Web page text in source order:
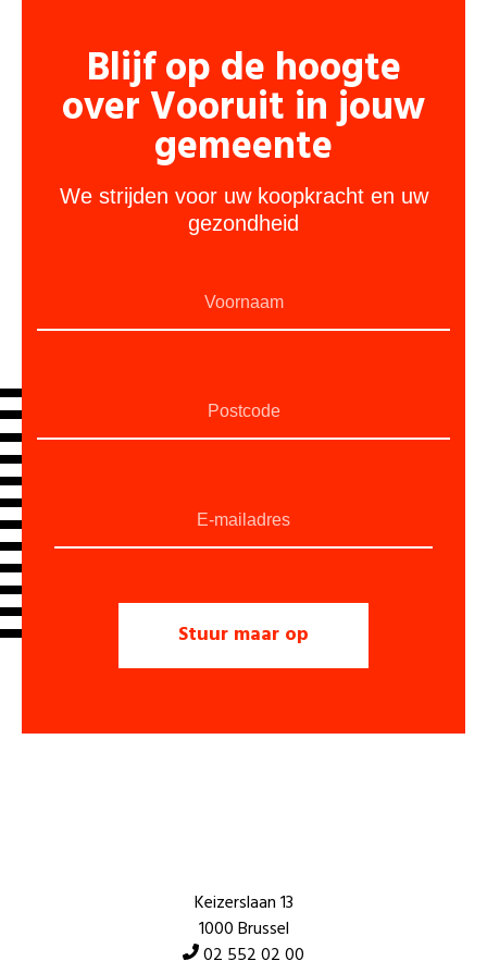
Blijf op de hoogte
over Vooruit in jouw
gemeente
We strijden voor uw koopkracht en uw
gezondheid
Keizerslaan 13
1000 Brussel